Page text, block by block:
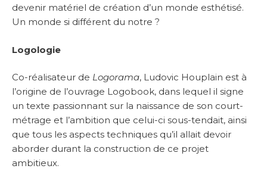
devenir matériel de création d’un monde esthétisé.
Un monde si différent du notre ?
Logologie
Co-réalisateur de Logorama, Ludovic Houplain est à
l’origine de l’ouvrage Logobook, dans lequel il signe
un texte passionnant sur la naissance de son court-
métrage et l’ambition que celui-ci sous-tendait, ainsi
que tous les aspects techniques qu’il allait devoir
aborder durant la construction de ce projet
ambitieux.